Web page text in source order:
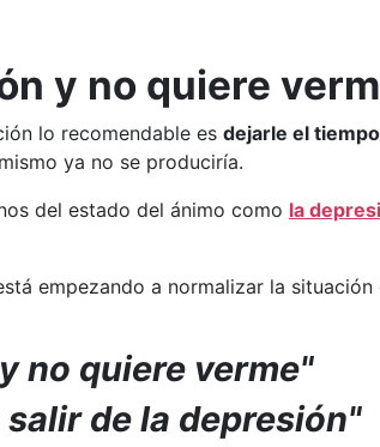
y no quiere
lo recomendable es dejarle el
ya no se produciría.
del estado del ánimo como la
empezando a normalizar la
no quiere verme"
de la depresión"